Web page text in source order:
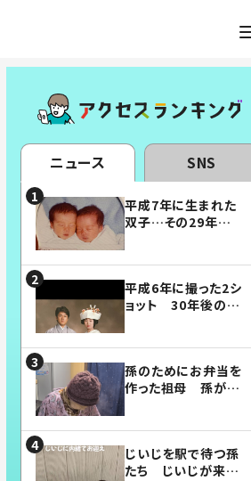
ニュース SNS
平成7年に生まれた
双子…その29年後
平成6年に撮った2シ
ョット 30年後の姿
孫のためにお弁当を
作った祖母 孫が絶
じいじを駅で待つ孫
たち じいじが来た